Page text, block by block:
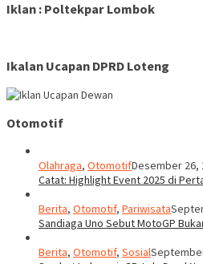
Iklan : Poltekpar Lombok
Ikalan Ucapan DPRD Loteng
Otomotif
Olahraga, OtomotifDesember 26,
Catat: Highlight Event 2025 di
Berita, Otomotif, Pariwisata
Sandiaga Uno Sebut MotoGP
Berita, Otomotif, Sosial